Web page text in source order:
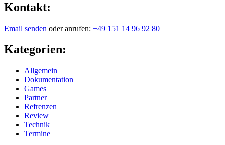
Kontakt:
Email senden oder anrufen: +49 151 14 96 92 80
Kategorien:
Allgemein
Dokumentation
Games
Partner
Refrenzen
Review
Technik
Termine